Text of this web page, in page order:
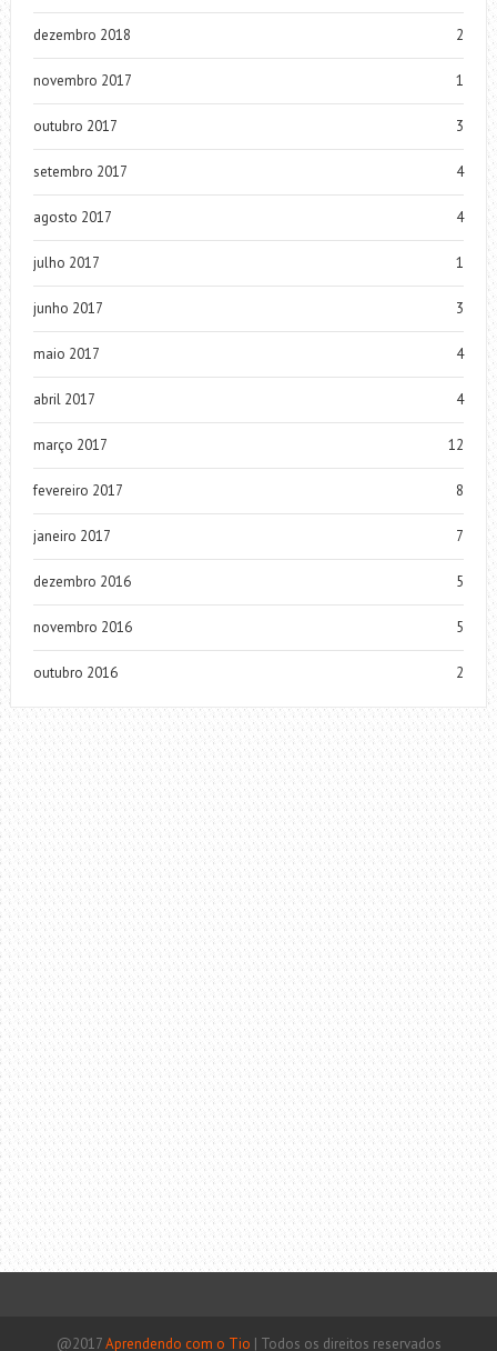
dezembro 2018 2
novembro 2017 1
outubro 2017 3
setembro 2017 4
agosto 2017 4
julho 2017 1
junho 2017 3
maio 2017 4
abril 2017 4
março 2017 12
fevereiro 2017 8
janeiro 2017 7
dezembro 2016 5
novembro 2016 5
outubro 2016 2
@2017Aprendendo com o Tio | Todos os direitos reservados